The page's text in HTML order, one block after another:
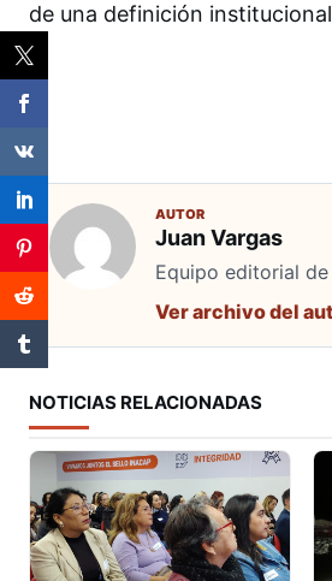
de una definición
AUTOR
Juan Vargas
Equipo editorial
Ver archivo del
NOTICIAS RELACIONADAS